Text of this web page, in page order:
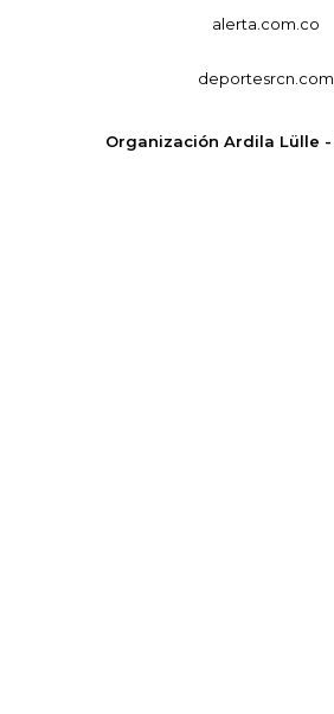
alerta.com.co
deportesrcn.com
Organización Ardila Lülle -